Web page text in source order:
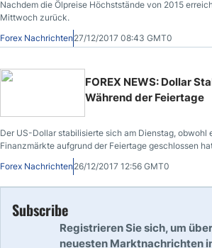
Nachdem die Ölpreise Höchststände von 2015
Mittwoch zurück.
Forex Nachrichten27/12/2017 08:43 GMT0
FOREX NEWS: Dollar
Während der Feiertage
Der US-Dollar stabilisierte sich am Dienstag, obwohl
Finanzmärkte aufgrund der Feiertage geschlossen
Forex Nachrichten26/12/2017 12:56 GMT0
Subscribe
Registrieren Sie sich, um
neuesten Marktnachrichten